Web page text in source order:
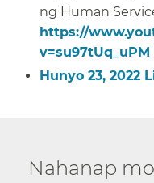
ng Human
https://
v=su97tUq_uPM
Hunyo 23, 2022
Nahanap